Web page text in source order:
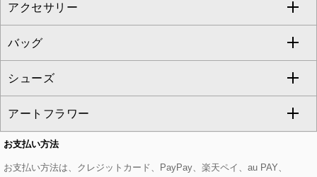
eur3
ベスト・ジレ
パーカー
タンクトップ・キャミソール
スウェット・ジャージー
その他のトップス
その他のワンピース・ドレス
ハーフ・ショート丈パンツ
サロペット・オールインワン
その他のパンツ
ミモレ丈スカート
ショート・ミニ丈スカート
その他のスカート
ノーカラージャケット
セットアップ
セットアップジャケット
セットアップパンツ
セットアップスカート
トレンチコート
ピーコート
ダッフルコート
チェスターコート
モッズコート
すべてのグッズ・小物
マスク
ストール・マフラー・スヌード
ベルト・サスペンダー
帽子
アクセサリー
すべてのアクセサリー
ネックレス
ピアス・イヤリング
ブレスレット・バングル
バッグ
すべてのバッグ
トートバッグ
ショルダーバッグ
シューズ
すべてのシューズ
パンプス
アートフラワー
すべてのアートフラワー
お支払い方法
お支払い方法は、クレジットカード、PayPay、楽天ペイ、au PAY、